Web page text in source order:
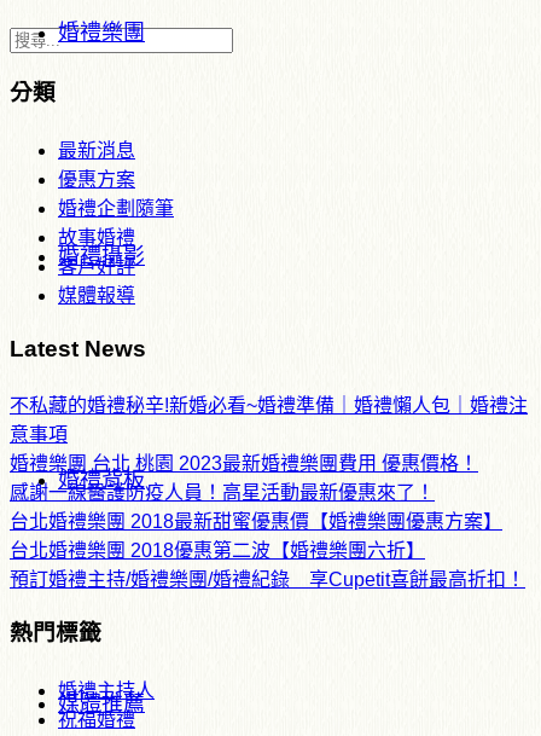
婚禮樂團
婚禮攝影
婚禮背板
媒體推薦
分類
最新消息
優惠方案
婚禮企劃隨筆
故事婚禮
客戶好評
媒體報導
Latest News
不私藏的婚禮秘辛!新婚必看~婚禮準備｜婚禮懶人包｜婚禮注
意事項
婚禮樂團 台北 桃園 2023最新婚禮樂團費用 優惠價格！
感謝一線醫護防疫人員！高星活動最新優惠來了！
台北婚禮樂團 2018最新甜蜜優惠價【婚禮樂團優惠方案】
台北婚禮樂團 2018優惠第二波【婚禮樂團六折】
預訂婚禮主持/婚禮樂團/婚禮紀錄 享Cupetit喜餅最高折扣！
熱門標籤
婚禮主持人
祝福婚禮